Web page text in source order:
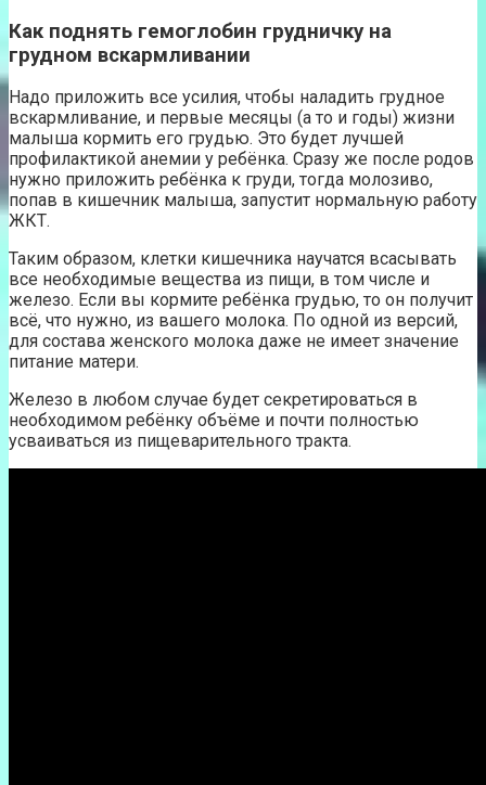
Как поднять гемоглобин грудничку на
грудном вскармливании
Надо приложить все усилия, чтобы наладить грудное
вскармливание, и первые месяцы (а то и годы) жизни
малыша кормить его грудью. Это будет лучшей
профилактикой анемии у ребёнка. Сразу же после родов
нужно приложить ребёнка к груди, тогда молозиво,
попав в кишечник малыша, запустит нормальную работу
ЖКТ.
Таким образом, клетки кишечника научатся всасывать
все необходимые вещества из пищи, в том числе и
железо. Если вы кормите ребёнка грудью, то он получит
всё, что нужно, из вашего молока. По одной из версий,
для состава женского молока даже не имеет значение
питание матери.
Железо в любом случае будет секретироваться в
необходимом ребёнку объёме и почти полностью
усваиваться из пищеварительного тракта.